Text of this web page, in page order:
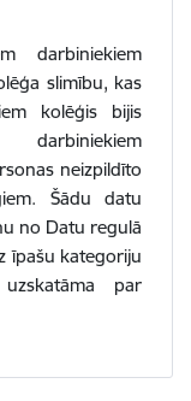
darbiniekiem
slimību, kas
kolēģis bijis
neizpildīto
Šādu datu
no Datu regulā
īpašu kategoriju
par